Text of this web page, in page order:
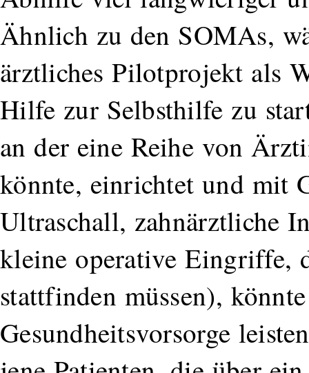
Ähnlich zu den SOMAs,
ärztliches Pilotprojekt als
Hilfe zur Selbsthilfe zu
an der eine Reihe von
könnte, einrichtet und mit
Ultraschall, zahnärztliche
kleine operative Eingriffe,
stattfinden müssen),
Gesundheitsvorsorge